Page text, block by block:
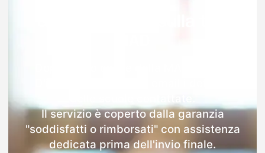
Il servizio è coperto dalla garanzia
"soddisfatti o rimborsati" con assistenza
dedicata prima dell'invio finale.